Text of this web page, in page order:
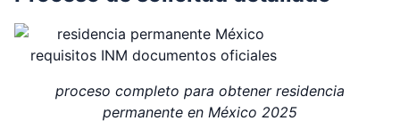
proceso completo para obtener residencia
permanente en México 2025